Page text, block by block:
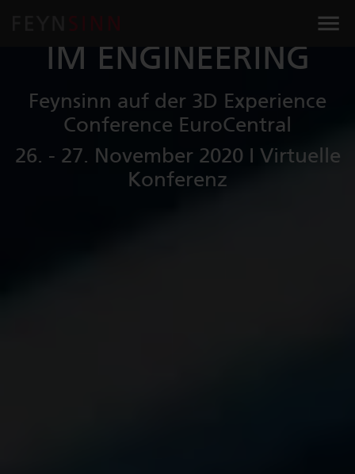
3D MASTER & VR/AR
IM ENGINEERING
Feynsinn auf der 3D Experience
Conference EuroCentral
26. - 27. November 2020 I Virtuelle
Konferenz